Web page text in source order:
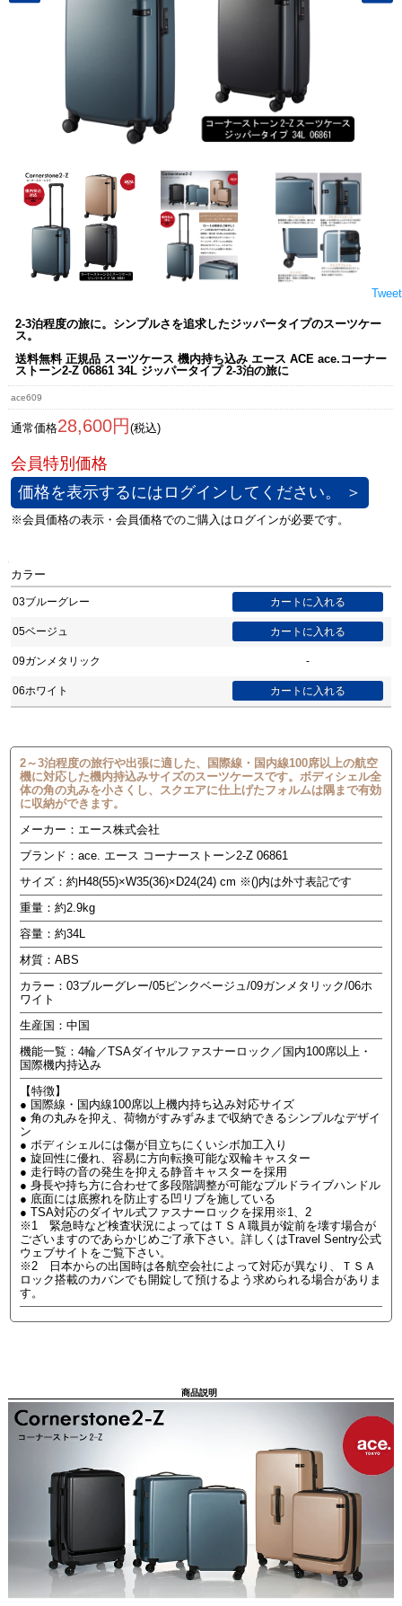
Tweet
2-3泊程度の旅に。シンプルさを追求したジッパータイプのスーツケー
ス。
送料無料 正規品 スーツケース 機内持ち込み エース ACE ace.コーナー
ストーン2-Z 06861 34L ジッパータイプ 2-3泊の旅に
ace609
通常価格28,600円 (税込)
価格を表示するにはログインしてください。 ＞
カラー
03ブルーグレー
05ベージュ
09ガンメタリック -
06ホワイト
2～3泊程度の旅行や出張に適した、国際線・国内線100席以上の航空
機に対応した機内持込みサイズのスーツケースです。ボディシェル全
体の角の丸みを小さくし、スクエアに仕上げたフォルムは隅まで有効
に収納ができます。
メーカー：エース株式会社
ブランド：ace. エース コーナーストーン2-Z 06861
サイズ：約H48(55)×W35(36)×D24(24) cm ※()内は外寸表記です
重量：約2.9kg
容量：約34L
材質：ABS
カラー：03ブルーグレー/05ピンクベージュ/09ガンメタリック/06ホ
ワイト
生産国：中国
機能一覧：4輪／TSAダイヤルファスナーロック／国内100席以上・
国際機内持込み
【特徴】
● 国際線・国内線100席以上機内持ち込み対応サイズ
● 角の丸みを抑え、荷物がすみずみまで収納できるシンプルなデザイ
ン
● ボディシェルには傷が目立ちにくいシボ加工入り
● 旋回性に優れ、容易に方向転換可能な双輪キャスター
● 走行時の音の発生を抑える静音キャスターを採用
● 身長や持ち方に合わせて多段階調整が可能なプルドライブハンドル
● 底面には底擦れを防止する凹リブを施している
● TSA対応のダイヤル式ファスナーロックを採用※1、2
※1 緊急時など検査状況によってはＴＳＡ職員が錠前を壊す場合が
ございますのであらかじめご了承下さい。詳しくはTravel Sentry公式
ウェブサイトをご覧下さい。
※2 日本からの出国時は各航空会社によって対応が異なり、ＴＳＡ
ロック搭載のカバンでも開錠して預けるよう求められる場合がありま
す。
商品説明